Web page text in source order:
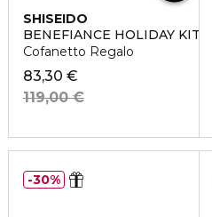
SHISEIDO
BENEFIANCE HOLIDAY KIT
Cofanetto Regalo
83,30 €
119,00 €
30%